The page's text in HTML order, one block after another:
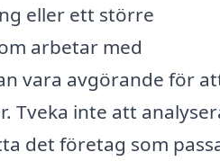
eller ett större
arbetar med
vara avgörande för
Tveka inte att
det företag som